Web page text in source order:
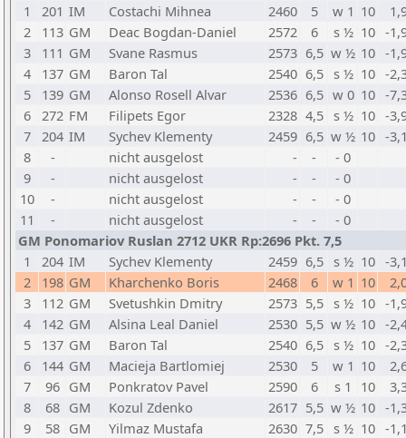
1
201 IM Costachi Mihnea 2460 5 w 1 10
2
113 GM Deac Bogdan-Daniel 2572 6 s ½ 10 -
3
111 GM Svane Rasmus 2573 6,5 w ½ 10 -
4
137 GM Baron Tal 2540 6,5 s ½ 10 -
5
139 GM Alonso Rosell Alvar 2536 6,5 w 0 10 -
6 272 FM Filipets Egor 2328 4,5 s ½ 10 -
7 204 IM Sychev Klementy 2459 6,5 w ½ 10 -
8
- nicht ausgelost - -
- 0
9
- nicht ausgelost - -
- 0
10
- nicht ausgelost - -
- 0
11
- nicht ausgelost - -
- 0
GM Ponomariov Ruslan 2712 UKR Rp:2696 Pkt. 7,5
1
204 IM Sychev Klementy 2459 6,5 s ½ 10 -
2
198 GM Kharchenko Boris 2468 6 w 1 10
3
112 GM Svetushkin Dmitry 2573 5,5 s ½ 10 -
4
142 GM Alsina Leal Daniel 2530 5,5 w ½ 10 -
5
137 GM Baron Tal 2540 6,5 s ½ 10 -
6
144 GM Macieja Bartlomiej 2530 5 w 1 10
7
96 GM Ponkratov Pavel 2590 6 s 1 10
8
68 GM Kozul Zdenko 2617 5,5 w ½ 10 -
9
58 GM Yilmaz Mustafa 2630 7,5 s ½ 10 -